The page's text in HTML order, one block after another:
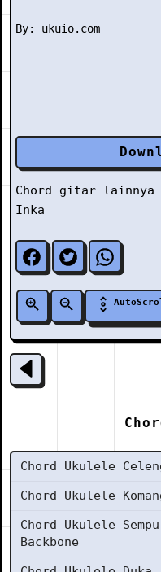
Chord gitar
Inka
Chord Ukulele
Chord Ukulele
Chord Ukulele
Backbone